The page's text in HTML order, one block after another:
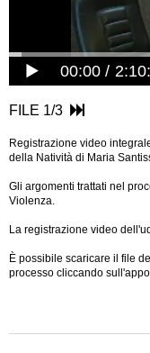
00:00
FILE 1/3
Registrazione video
della Natività di Maria
Gli argomenti trattati nel
Violenza.
La registrazione video
È possibile scaricare il file
processo cliccando